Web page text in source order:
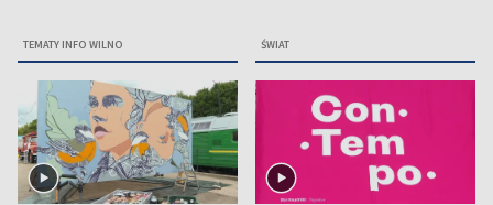
TEMATY INFO WILNO ŚWIAT